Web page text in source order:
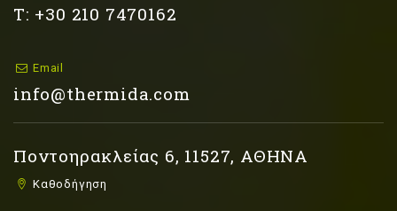
Τ: +30 210 7470162
Email
info@thermida.com
Ποντοηρακλείας 6, 11527, ΑΘΗΝΑ
Καθοδήγηση